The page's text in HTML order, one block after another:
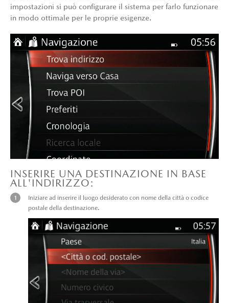
impostazioni si può configurare il sistema per farlo funzionare
in modo ottimale per le proprie esigenze.
INSERIRE UNA DESTINAZIONE IN BASE
ALL'INDIRIZZO:
Iniziare ad inserire il luogo desiderato con nome della città o codice
postale della destinazione.